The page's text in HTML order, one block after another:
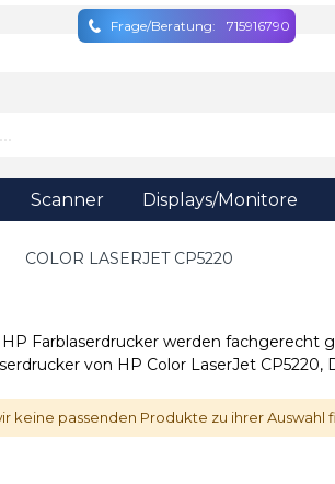
Frage/Beratung: 715916790
Scanner Displays/Monitore
COLOR LASERJET CP5220
Farblaserdrucker werden fachgerecht
von HP Color LaserJet CP5220,
keine passenden Produkte zu ihrer Auswahl